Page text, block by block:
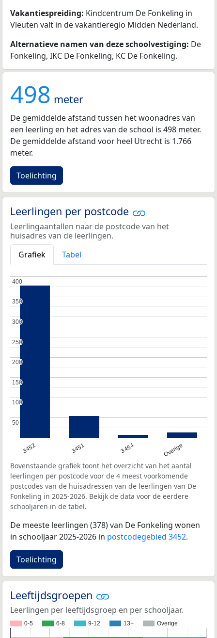
Vakantiespreiding: Kindcentrum De Fonkeling in
Vleuten valt in de vakantieregio Midden Nederland.
Alternatieve namen van deze schoolvestiging: De
Fonkeling, IKC De Fonkeling, KC De Fonkeling.
498 meter
De gemiddelde afstand tussen het woonadres van
een leerling en het adres van de school is 498 meter.
De gemiddelde afstand voor heel Utrecht is 1.766
meter.
Toelichting
Leerlingen per postcode
Leerlingaantallen naar de postcode van het
huisadres van de leerlingen.
Grafiek
Tabel
3452 3451 3454 Overige
50
50
100
100
150
150
200
200
250
250
300
300
350
350
400
400
Bovenstaande grafiek toont het overzicht van het aantal
leerlingen per postcode voor de 4 meest voorkomende
postcodes van de huisadressen van de leerlingen van De
Fonkeling in 2025-2026. Bekijk de data voor de eerdere
schooljaren in de tabel.
De meeste leerlingen (378) van De Fonkeling wonen
in schooljaar 2025-2026 in postcodegebied 3452.
Toelichting
Leeftijdsgroepen
Leerlingen per leeftijdsgroep en per schooljaar.
0-5 6-8 9-12 13+ Overige